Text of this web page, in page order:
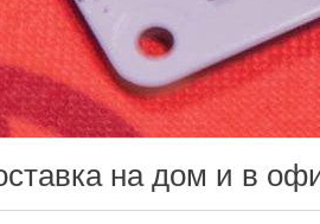
на дом и в